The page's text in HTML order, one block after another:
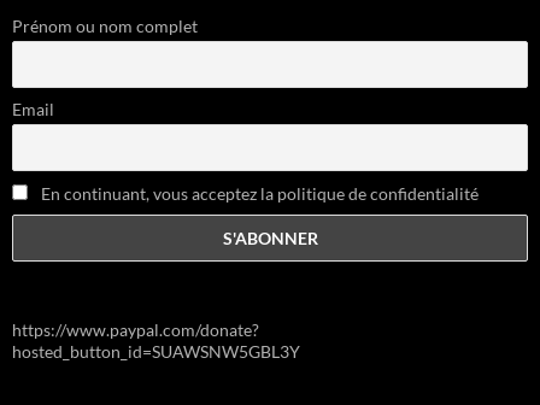
Prénom ou nom complet
Email
En continuant, vous acceptez la politique de confidentialité
https://www.paypal.com/donate?
hosted_button_id=SUAWSNW5GBL3Y